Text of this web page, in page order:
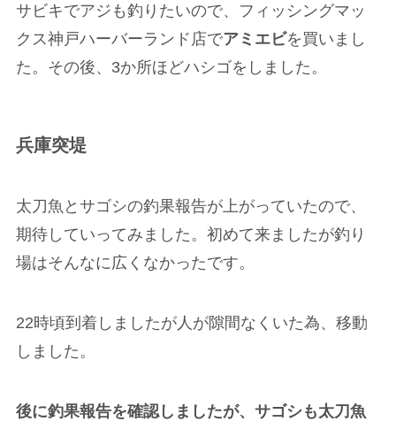
サビキでアジも釣りたいので、フィッシングマッ
クス神戸ハーバーランド店でアミエビを買いまし
た。その後、3か所ほどハシゴをしました。
兵庫突堤
太刀魚とサゴシの釣果報告が上がっていたので、
期待していってみました。初めて来ましたが釣り
場はそんなに広くなかったです。
22時頃到着しましたが人が隙間なくいた為、移動
しました。
後に釣果報告を確認しましたが、サゴシも太刀魚